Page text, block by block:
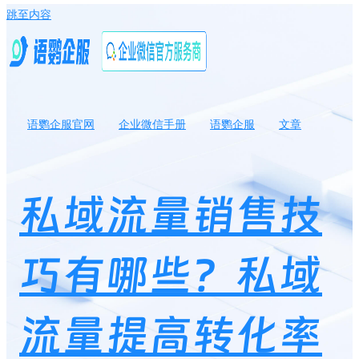
跳至内容
语鹦企服官网 企业微信手册 语鹦企服
文章
私域流量销售技
巧有哪些？私域
流量提高转化率